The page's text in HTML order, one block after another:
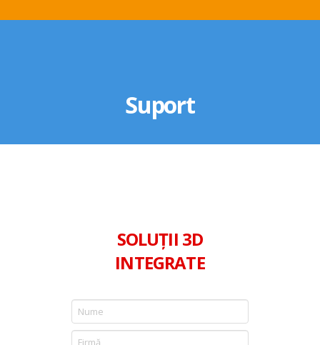
Suport
SOLUȚII 3D
INTEGRATE